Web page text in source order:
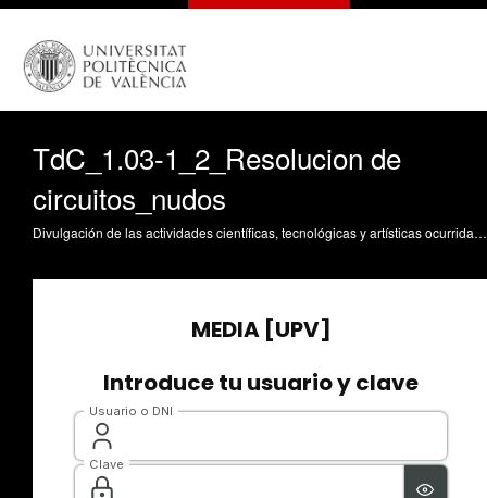
TdC_1.03-1_2_Resolucion de
circuitos_nudos
Divulgación de las actividades científicas, tecnológicas y artísticas ocurridas en los tres campus de la UPV